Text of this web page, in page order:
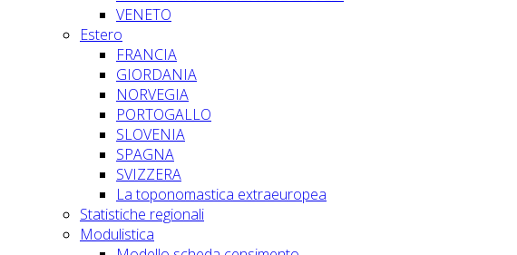
VENETO
Estero
FRANCIA
GIORDANIA
NORVEGIA
PORTOGALLO
SLOVENIA
SPAGNA
SVIZZERA
La toponomastica extraeuropea
Statistiche regionali
Modulistica